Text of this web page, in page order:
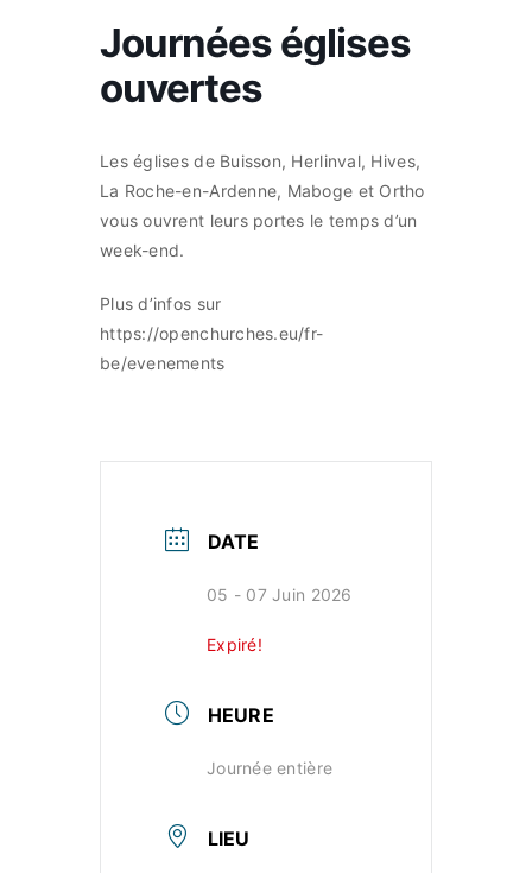
Infos pratiqueJournées églises
ouvertes
Les églises de Buisson, Herlinval, Hives,
La Roche-en-Ardenne, Maboge et Ortho
vous ouvrent leurs portes le temps d’un
week-end.
Plus d’infos sur
https://openchurches.eu/fr-
be/evenements
DATE
05 - 07 Juin 2026
Expiré!
HEURE
Journée entière
LIEU